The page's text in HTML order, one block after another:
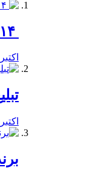
اکتبر 15, 2019
اکتبر 12, 2019